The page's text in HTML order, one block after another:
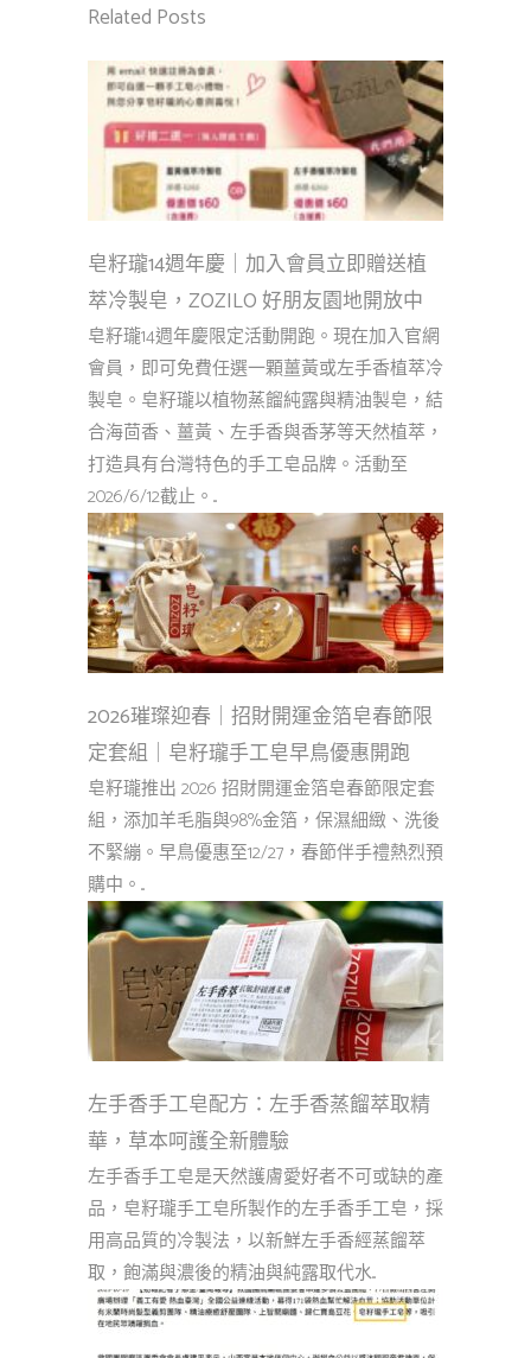
Related Posts
皂籽瓏14週年慶｜加入會員立即贈送植
萃冷製皂，ZOZILO 好朋友園地開放中
皂籽瓏14週年慶限定活動開跑。現在加入官網
會員，即可免費任選一顆薑黃或左手香植萃冷
製皂。皂籽瓏以植物蒸餾純露與精油製皂，結
合海茴香、薑黃、左手香與香茅等天然植萃，
打造具有台灣特色的手工皂品牌。活動至
2026/6/12截止。...
2026璀璨迎春｜招財開運金箔皂春節限
定套組｜皂籽瓏手工皂早鳥優惠開跑
皂籽瓏推出 2026 招財開運金箔皂春節限定套
組，添加羊毛脂與98%金箔，保濕細緻、洗後
不緊繃。早鳥優惠至12/27，春節伴手禮熱烈預
購中。...
左手香手工皂配方：左手香蒸餾萃取精
華，草本呵護全新體驗
左手香手工皂是天然護膚愛好者不可或缺的產
品，皂籽瓏手工皂所製作的左手香手工皂，採
用高品質的冷製法，以新鮮左手香經蒸餾萃
取，飽滿與濃後的精油與純露取代水...